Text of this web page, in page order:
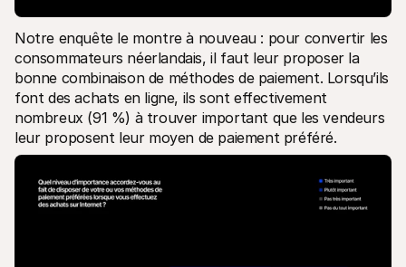
Notre enquête le montre à nouveau : pour convertir les
consommateurs néerlandais, il faut leur proposer la
bonne combinaison de méthodes de paiement. Lorsqu’ils
font des achats en ligne, ils sont effectivement
nombreux (91 %) à trouver important que les vendeurs
leur proposent leur moyen de paiement préféré.